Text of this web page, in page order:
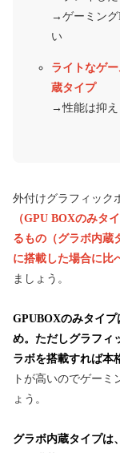
→ゲーミング
い
ライトなゲ
蔵タイプ
→性能は抑え
外付けグラフィック
（GPU BOXのみタ
るもの（グラボ内蔵
に搭載した場合に比
ましょう。
GPUBOXのみタイプ
め。ただしグラフィ
ラボを搭載すれば本
トが高いのでゲーミ
ょう。
グラボ内蔵タイプは